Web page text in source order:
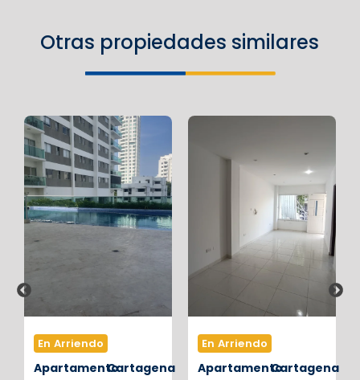
Otras propiedades similares
En Arriendo
ApartamentoCartagena
En Arriendo
ApartamentoCartagena